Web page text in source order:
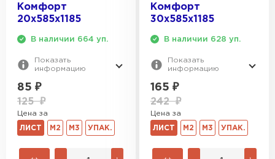
Комфорт
20х585х1185
В наличии 664 уп.
Показать
информацию
85 ₽
125₽
Цена за
ЛИСТ М2 М3 УПАК.
Комфорт
30х585х1185
В наличии 628 уп.
Показать
информацию
165 ₽
242₽
Цена за
ЛИСТ М2 М3 УПАК.
Рулонная кровля Брит
ПЕРЕЙТИ
Утеплитель Knauf
ПЕРЕЙТИ